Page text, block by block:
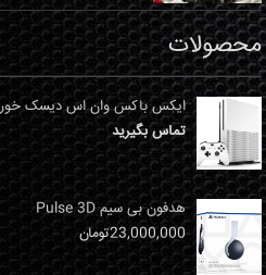
محصولات
ایکس باکس وان اس دیسک خور
تماس بگیرید
هدفون بی سیم Pulse 3D
23,000,000تومان